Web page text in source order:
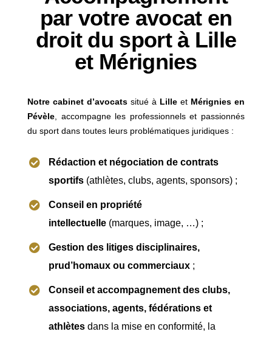
par votre avocat en
droit du sport à Lille
et Mérignies
Notre cabinet d’avocats situé à Lille et Mérignies en
Pévèle , accompagne les professionnels et passionnés
du sport dans toutes leurs problématiques juridiques :
Rédaction et négociation de contrats
sportifs (athlètes, clubs, agents, sponsors) ;
Conseil en propriété
intellectuelle (marques, image, …) ;
Gestion des litiges disciplinaires,
prud’homaux ou commerciaux ;
Conseil et accompagnement des clubs,
associations, agents, fédérations et
athlètes dans la mise en conformité, la